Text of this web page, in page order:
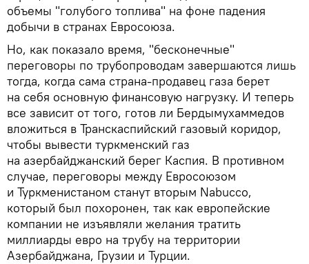
объемы "голубого топлива" на фоне падения
добычи в странах Евросоюза.
Но, как показало время, "бесконечные"
переговоры по трубопроводам завершаются лишь
тогда, когда сама страна-продавец газа берет
на себя основную финансовую нагрузку. И теперь
все зависит от того, готов ли Бердымухаммедов
вложиться в Транскаспийский газовый коридор,
чтобы вывести туркменский газ
на азербайджанский берег Каспия. В противном
случае, переговоры между Евросоюзом
и Туркменистаном станут вторым Nabucco,
который был похоронен, так как европейские
компании не изъявляли желания тратить
миллиарды евро на трубу на территории
Азербайджана, Грузии и Турции.